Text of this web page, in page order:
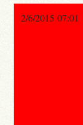
2/6/2015 07:01